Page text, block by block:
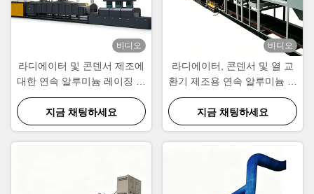
비디오
라디에이터 및 콘덴서 제조에
대한 연속 알루미늄 레이징 오
븐 CE 인증
지금 채팅하세요
비디오
라디에이터, 콘덴서 및 열 교
환기 제조용 연속 알루미늄 용
접 오븐
지금 채팅하세요